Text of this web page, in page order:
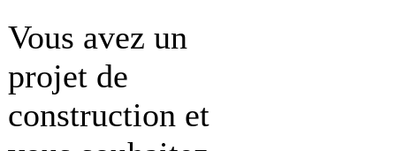
Vous avez un
projet de
construction et